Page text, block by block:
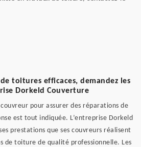
toitures efficaces, demandez les
Dorkeld Couverture
pour assurer des réparations de
est tout indiquée. L’entreprise Dorkeld
prestations que ses couvreurs réalisent
de toiture de qualité professionnelle. Les